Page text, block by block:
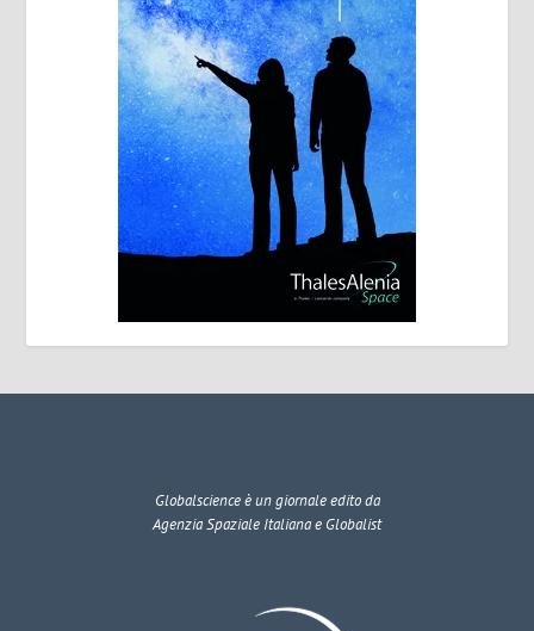
Globalscienceè un giornale edito da
Agenzia Spaziale Italiana e Globalist